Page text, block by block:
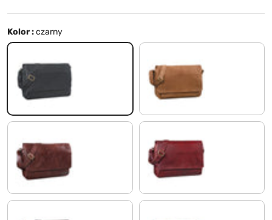
Kolor :czarny
czarny modena - brązowy
czekoladowy brąz rosso